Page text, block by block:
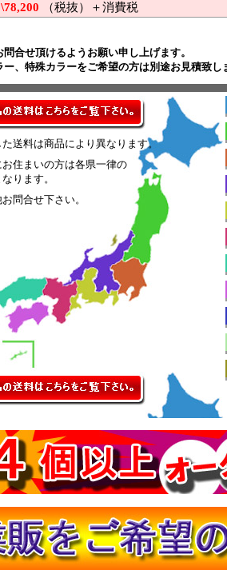
\78,200 （税抜）＋消費税
合せ頂けるようお願い申し上げます。
ー、特殊カラーをご希望の方は別途お見積致し
た送料は商品により異なります。
お住まいの方は各県一律の
ります。
お問合せ下さい。